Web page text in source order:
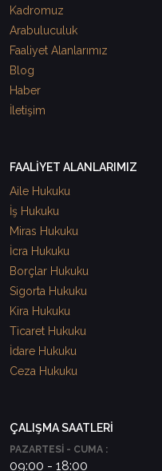
Kadromuz
Arabuluculuk
Faaliyet Alanlarımız
Blog
Haber
İletişim
FAALİYET ALANLARIMIZ
Aile Hukuku
İş Hukuku
Miras Hukuku
İcra Hukuku
Borçlar Hukuku
Sigorta Hukuku
Kira Hukuku
Ticaret Hukuku
İdare Hukuku
Ceza Hukuku
ÇALIŞMA SAATLERİ
PAZARTESİ - CUMA :
09:00 - 18:00